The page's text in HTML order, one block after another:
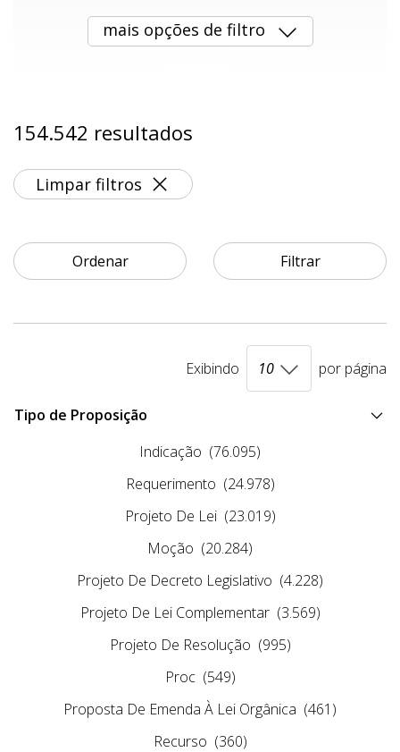
mais opções de filtro
154.542 resultados
Limpar filtros
Ordenar Filtrar
Exibindo por página
Tipo de Proposição
Indicação (76.095)
Requerimento (24.978)
Projeto De Lei (23.019)
Moção (20.284)
Projeto De Decreto Legislativo (4.228)
Projeto De Lei Complementar (3.569)
Projeto De Resolução (995)
Proc (549)
Proposta De Emenda À Lei Orgânica (461)
Recurso (360)